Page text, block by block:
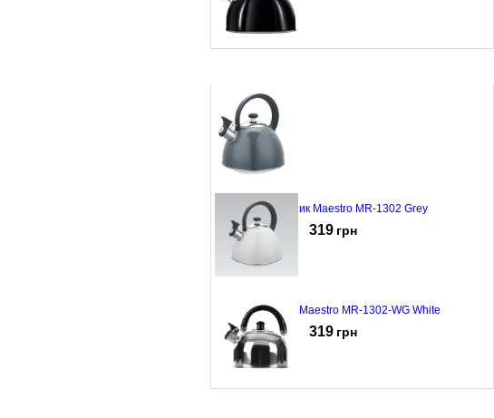
Чайник Maestro MR-1302 Grey
319 грн
Чайник Maestro MR-1302-WG White
319 грн